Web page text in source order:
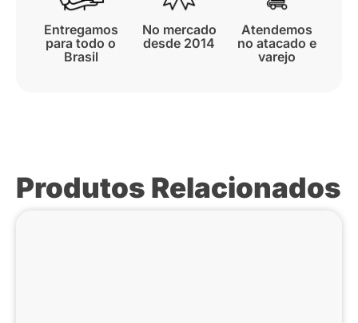
Entregamos
para todo o
Brasil
No mercado
desde 2014
Atendemos
no atacado e
varejo
Produtos Relacionados